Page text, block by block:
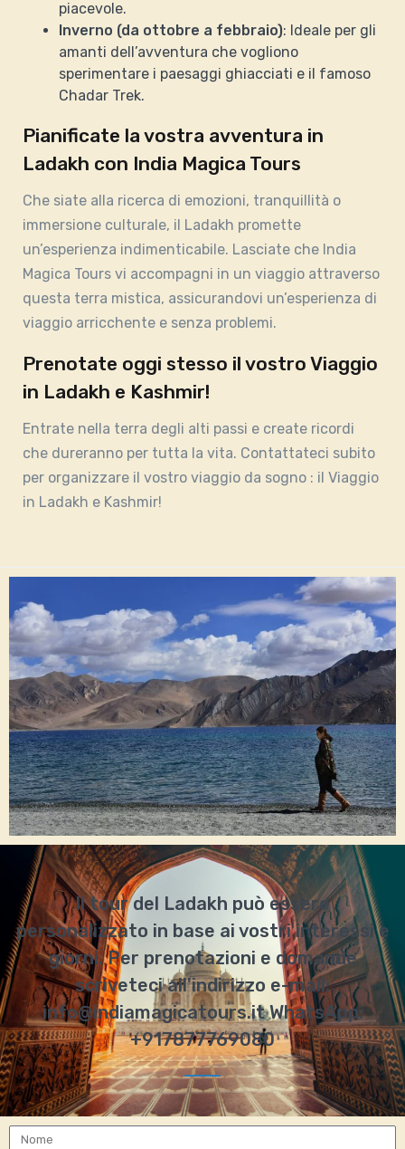
piacevole.
Inverno (da ottobre a febbraio): Ideale per gli
amanti dell’avventura che vogliono
sperimentare i paesaggi ghiacciati e il famoso
Chadar Trek.
Pianificate la vostra avventura in
Ladakh con India Magica Tours
Che siate alla ricerca di emozioni, tranquillità o
immersione culturale, il Ladakh promette
un’esperienza indimenticabile. Lasciate che India
Magica Tours vi accompagni in un viaggio attraverso
questa terra mistica, assicurandovi un’esperienza di
viaggio arricchente e senza problemi.
Prenotate oggi stesso il vostro Viaggio
in Ladakh e Kashmir!
Entrate nella terra degli alti passi e create ricordi
che dureranno per tutta la vita. Contattateci subito
per organizzare il vostro viaggio da sogno : il Viaggio
in Ladakh e Kashmir!
Il tour del Ladakh può essere
personalizzato in base ai vostri interessi e
giorni. Per prenotazioni e domande
scriveteci all'indirizzo e-mail:
info@indiamagicatours.it WhatsApp:
+917877769080